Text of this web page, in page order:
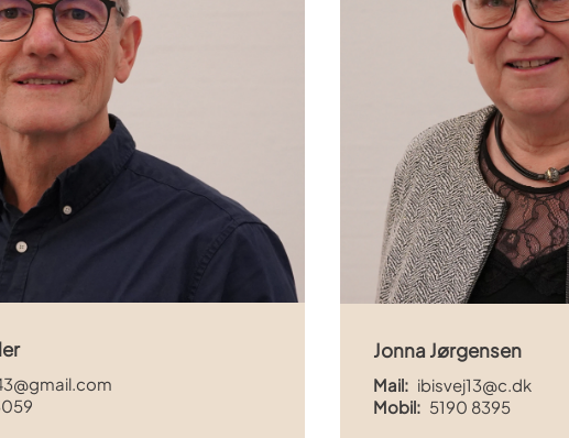
Jonna Jørgensen
Mail: ibisvej13@c.dk
Mobil: 5190 8395